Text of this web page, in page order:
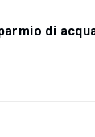
di